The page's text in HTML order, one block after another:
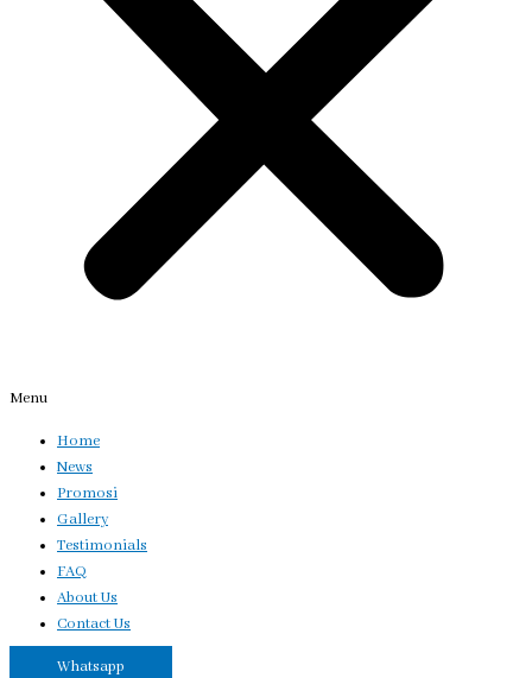
Menu
Home
News
Promosi
Gallery
Testimonials
FAQ
About Us
Contact Us
Whatsapp